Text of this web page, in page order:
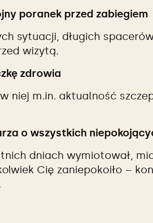
poranek przed zabiegiem
sytuacji, długich
wizytą.
zdrowia
niej m.in. aktualność
o wszystkich
dniach wymiotował,
Cię zaniepokoiło –